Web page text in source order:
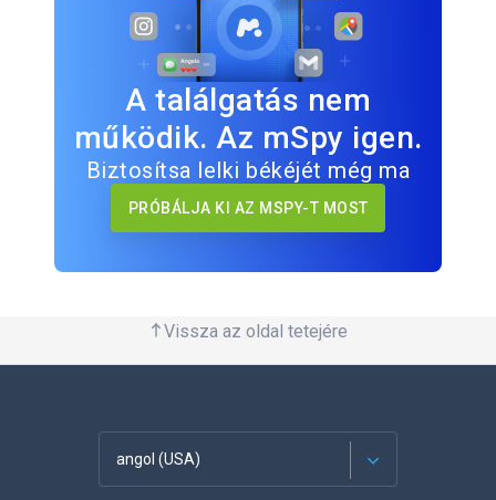
A találgatás nem
működik. Az mSpy igen.
Biztosítsa lelki békéjét még ma
PRÓBÁLJA KI AZ MSPY-T MOST
Vissza az oldal tetejére
angol (USA)